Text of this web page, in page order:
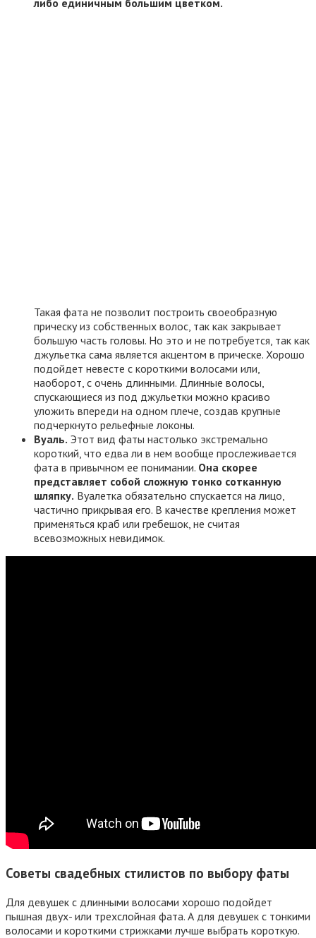
Такая фата не позволит построить своеобразную
прическу из собственных волос, так как закрывает
большую часть головы. Но это и не потребуется, так как
джульетка сама является акцентом в прическе. Хорошо
подойдет невесте с короткими волосами или,
наоборот, с очень длинными. Длинные волосы,
спускающиеся из под джульетки можно красиво
уложить впереди на одном плече, создав крупные
подчеркнуто рельефные локоны.
Вуаль. Этот вид фаты настолько экстремально
короткий, что едва ли в нем вообще прослеживается
фата в привычном ее понимании. Она скорее
представляет собой сложную тонко сотканную
шляпку. Вуалетка обязательно спускается на лицо,
частично прикрывая его. В качестве крепления может
применяться краб или гребешок, не считая
всевозможных невидимок.
Советы свадебных стилистов по выбору фаты
Для девушек с длинными волосами хорошо подойдет
пышная двух- или трехслойная фата. А для девушек с тонкими
волосами и короткими стрижками лучше выбрать короткую.